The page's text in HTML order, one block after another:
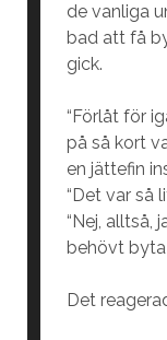
de vanliga
bad att få
gick.
“Förlåt för
på så kort
en jättefin
“Det var så
“Nej, alltså,
behövt byta
Det